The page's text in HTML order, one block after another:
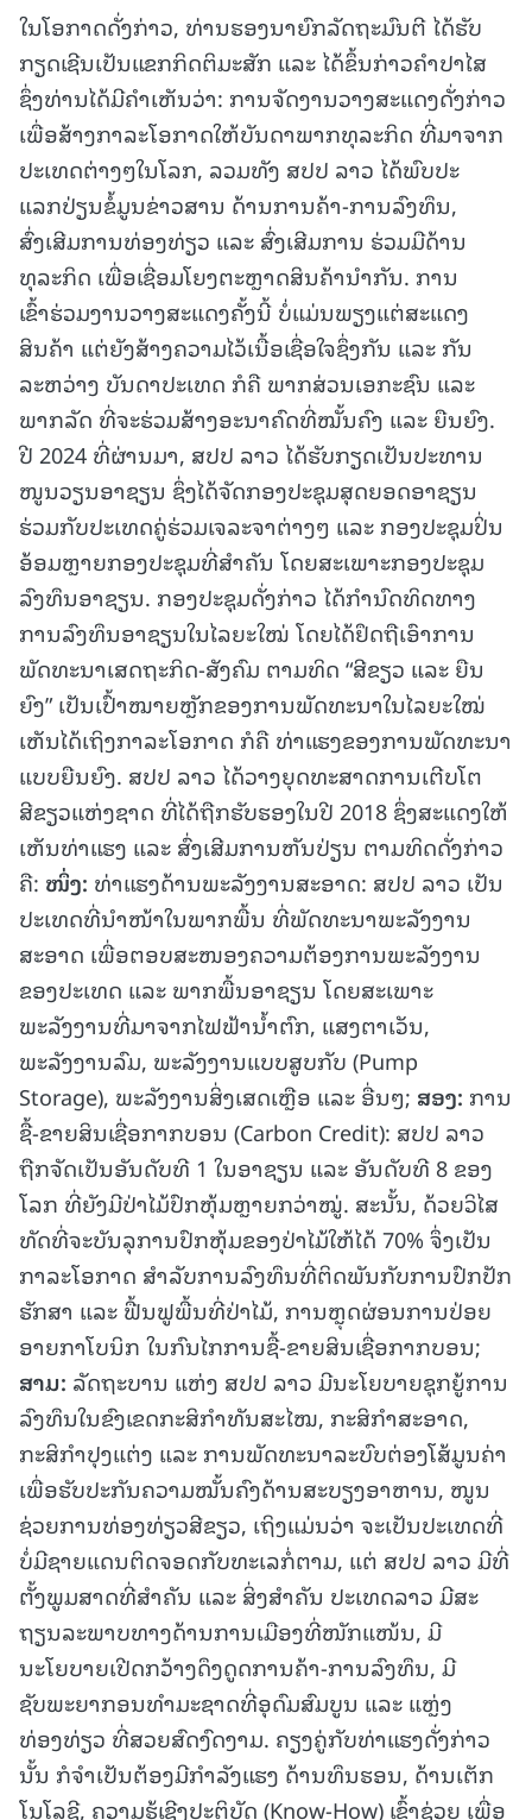
ໃນໂອກາດດັ່ງກ່າວ, ທ່ານຮອງນາຍົກລັດຖະມົນຕີ ໄດ້ຮັບ
ກຽດເຊີນເປັນແຂກກິດຕິມະສັກ ແລະ ໄດ້ຂຶ້ນກ່າວຄຳປາໄສ
ຊຶ່ງທ່ານໄດ້ມີຄຳເຫັນວ່າ: ການຈັດງານວາງສະແດງດັ່ງກ່າວ
ເພື່ອສ້າງກາລະໂອກາດໃຫ້ບັນດາພາກທຸລະກິດ ທີ່ມາຈາກ
ປະເທດຕ່າງໆໃນໂລກ, ລວມທັງ ສປປ ລາວ ໄດ້ພົບປະ
ແລກປ່ຽນຂໍ້ມູນຂ່າວສານ ດ້ານການຄ້າ-ການລົງທຶນ,
ສົ່ງເສີມການທ່ອງທ່ຽວ ແລະ ສົ່ງເສີມການ ຮ່ວມມືດ້ານ
ທຸລະກິດ ເພື່ອເຊື່ອມໂຍງຕະຫຼາດສິນຄ້ານຳກັນ. ການ
ເຂົ້າຮ່ວມງານວາງສະແດງຄັ້ງນີ້ ບໍ່ແມ່ນພຽງແຕ່ສະແດງ
ສິນຄ້າ ແຕ່ຍັງສ້າງຄວາມໄວ້ເນື້ອເຊື່ອໃຈຊຶ່ງກັນ ແລະ ກັນ
ລະຫວ່າງ ບັນດາປະເທດ ກໍຄື ພາກສ່ວນເອກະຊົນ ແລະ
ພາກລັດ ທີ່ຈະຮ່ວມສ້າງອະນາຄົດທີ່ໝັ້ນຄົງ ແລະ ຍືນຍົງ.
ປີ 2024 ທີ່ຜ່ານມາ, ສປປ ລາວ ໄດ້ຮັບກຽດເປັນປະທານ
ໜູນວຽນອາຊຽນ ຊຶ່ງໄດ້ຈັດກອງປະຊຸມສຸດຍອດອາຊຽນ
ຮ່ວມກັບປະເທດຄູ່ຮ່ວມເຈລະຈາຕ່າງໆ ແລະ ກອງປະຊຸມປິ່ນ
ອ້ອມຫຼາຍກອງປະຊຸມທີ່ສໍາຄັນ ໂດຍສະເພາະກອງປະຊຸມ
ລົງທຶນອາຊຽນ. ກອງປະຊຸມດັ່ງກ່າວ ໄດ້ກຳນົດທິດທາງ
ການລົງທຶນອາຊຽນໃນໄລຍະໃໝ່ ໂດຍໄດ້ຢຶດຖືເອົາການ
ພັດທະນາເສດຖະກິດ-ສັງຄົມ ຕາມທິດ “ສີຂຽວ ແລະ ຍືນ
ຍົງ” ເປັນເປົ້າໝາຍຫຼັກຂອງການພັດທະນາໃນໄລຍະໃໝ່
ເຫັນໄດ້ເຖິງກາລະໂອກາດ ກໍຄື ທ່າແຮງຂອງການພັດທະນາ
ແບບຍືນຍົງ. ສປປ ລາວ ໄດ້ວາງຍຸດທະສາດການເຕີບໂຕ
ສີຂຽວແຫ່ງຊາດ ທີ່ໄດ້ຖືກຮັບຮອງໃນປີ 2018 ຊຶ່ງສະແດງໃຫ້
ເຫັນທ່າແຮງ ແລະ ສົ່ງເສີມການຫັນປ່ຽນ ຕາມທິດດັ່ງກ່າວ
ຄື: ໜຶ່ງ: ທ່າແຮງດ້ານພະລັງງານສະອາດ: ສປປ ລາວ ເປັນ
ປະເທດທີ່ນໍາໜ້າໃນພາກພື້ນ ທີ່ພັດທະນາພະລັງງານ
ສະອາດ ເພື່ອຕອບສະໜອງຄວາມຕ້ອງການພະລັງງານ
ຂອງປະເທດ ແລະ ພາກພື້ນອາຊຽນ ໂດຍສະເພາະ
ພະລັງງານທີ່ມາຈາກໄຟຟ້ານໍ້າຕົກ, ແສງຕາເວັນ,
ພະລັງງານລົມ, ພະລັງງານແບບສູບກັບ (Pump
Storage), ພະລັງງານສິ່ງເສດເຫຼືອ ແລະ ອື່ນໆ; ສອງ: ການ
ຊື້-ຂາຍສິນເຊື່ອກາກບອນ (Carbon Credit): ສປປ ລາວ
ຖືກຈັດເປັນອັນດັບທີ 1 ໃນອາຊຽນ ແລະ ອັນດັບທີ 8 ຂອງ
ໂລກ ທີ່ຍັງມີປ່າໄມ້ປົກຫຸ້ມຫຼາຍກວ່າໝູ່. ສະນັ້ນ, ດ້ວຍວິໄສ
ທັດທີ່ຈະບັນລຸການປົກຫຸ້ມຂອງປ່າໄມ້ໃຫ້ໄດ້ 70% ຈຶ່ງເປັນ
ກາລະໂອກາດ ສໍາລັບການລົງທຶນທີ່ຕິດພັນກັບການປົກປັກ
ຮັກສາ ແລະ ຟື້ນຟູພື້ນທີ່ປ່າໄມ້, ການຫຼຸດຜ່ອນການປ່ອຍ
ອາຍກາໂບນິກ ໃນກົນໄກການຊື້-ຂາຍສິນເຊື່ອກາກບອນ;
ສາມ: ລັດຖະບານ ແຫ່ງ ສປປ ລາວ ມີນະໂຍບາຍຊຸກຍູ້ການ
ລົງທຶນໃນຂົງເຂດກະສິກຳທັນສະໄໝ, ກະສິກຳສະອາດ,
ກະສິກຳປຸງແຕ່ງ ແລະ ການພັດທະນາລະບົບຕ່ອງໂສ້ມູນຄ່າ
ເພື່ອຮັບປະກັນຄວາມໝັ້ນຄົງດ້ານສະບຽງອາຫານ, ໜູນ
ຊ່ວຍການທ່ອງທ່ຽວສີຂຽວ, ເຖິງແມ່ນວ່າ ຈະເປັນປະເທດທີ່
ບໍ່ມີຊາຍແດນຕິດຈອດກັບທະເລກໍ່ຕາມ, ແຕ່ ສປປ ລາວ ມີທີ່
ຕັ້ງພູມສາດທີ່ສຳຄັນ ແລະ ສິ່ງສຳຄັນ ປະເທດລາວ ມີສະ
ຖຽນລະພາບທາງດ້ານການເມືອງທີ່ໜັກແໜ້ນ, ມີ
ນະໂຍບາຍເປີດກວ້າງດຶງດູດການຄ້າ-ການລົງທຶນ, ມີ
ຊັບພະຍາກອນທຳມະຊາດທີ່ອຸດົມສົມບູນ ແລະ ແຫຼ່ງ
ທ່ອງທ່ຽວ ທີ່ສວຍສົດງົດງາມ. ຄຽງຄູ່ກັບທ່າແຮງດັ່ງກ່າວ
ນັ້ນ ກໍຈຳເປັນຕ້ອງມີກຳລັງແຮງ ດ້ານທຶນຮອນ, ດ້ານເຕັກ
ໂນໂລຊີ, ຄວາມຮູ້ເຊີງປະຕິບັດ (Know-How) ເຂົ້າຊ່ວຍ ເພື່ອ